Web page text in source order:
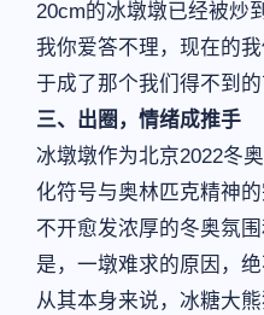
20cm的冰墩墩已经被炒
我你爱答不理，现在的
于成了那个我们得不到的
三、出圈，情绪成推手
冰墩墩作为北京2022冬
化符号与奥林匹克精神
不开愈发浓厚的冬奥氛
是，一墩难求的原因，
从其本身来说，冰糖大